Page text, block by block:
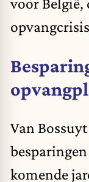
Van
besparingen
komende